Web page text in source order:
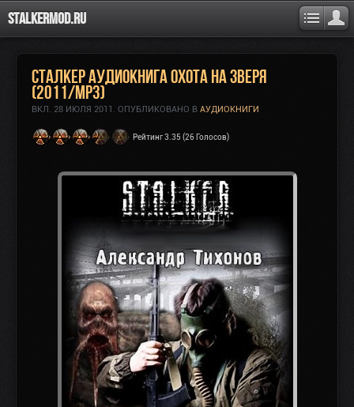
Stalkermod.ru
Сталкер Аудиокнига Охота на зверя
(2011/mp3)
ВКЛ. 28 ИЮЛЯ 2011 . ОПУБЛИКОВАНО В АУДИОКНИГИ
Рейтинг 3.35 (26 Голосов)